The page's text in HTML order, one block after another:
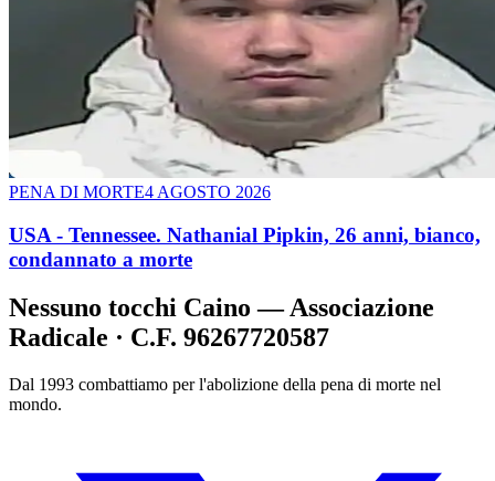
PENA DI MORTE4 AGOSTO 2026
USA - Tennessee. Nathanial Pipkin, 26 anni, bianco,
condannato a morte
Nessuno tocchi Caino — Associazione
Radicale · C.F. 96267720587
Dal 1993 combattiamo per l'abolizione della pena di morte nel
mondo.